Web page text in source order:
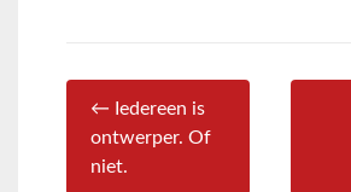
← Iedereen is
ontwerper. Of
niet.